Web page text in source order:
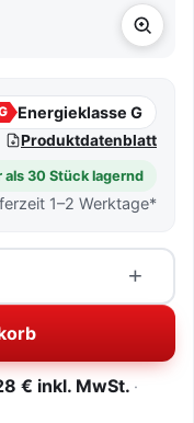
Energieklasse G
Produktdatenblatt
als 30 Stück lagernd
1–2 Werktage*
+
€ inkl. MwSt.